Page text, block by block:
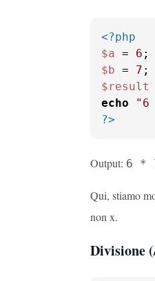
<?php
$a = 6
$b = 7
$result
echo
"6
?>
Output: 6 *
Qui, stiamo
non x.
Divisione